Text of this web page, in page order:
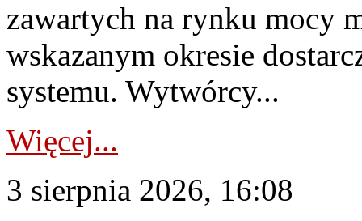
zawartych na rynku mocy
wskazanym okresie
systemu. Wytwórcy...
Więcej...
3 sierpnia 2026, 16:08